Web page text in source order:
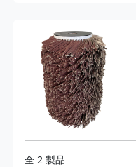
全 2 製品